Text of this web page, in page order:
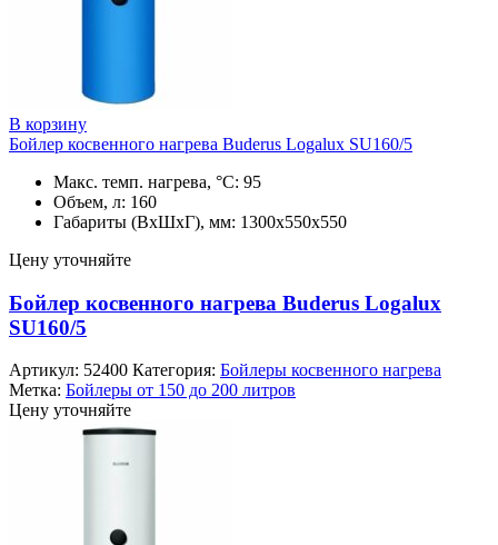
В корзину
Бойлер косвенного нагрева Buderus Logalux SU160/5
Макс. темп. нагрева, °С: 95
Объем, л: 160
Габариты (ВхШхГ), мм: 1300х550х550
Цену уточняйте
Бойлер косвенного нагрева Buderus Logalux
SU160/5
Артикул: 52400 Категория: Бойлеры косвенного нагрева
Метка: Бойлеры от 150 до 200 литров
Цену уточняйте